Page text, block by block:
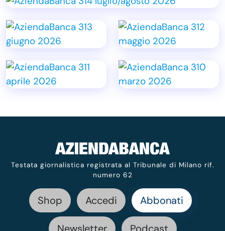
Testata giornalistica registrata al Tribunale di Milano rif.
numero 62
Shop Accedi Abbonati
Newsletter Podcast